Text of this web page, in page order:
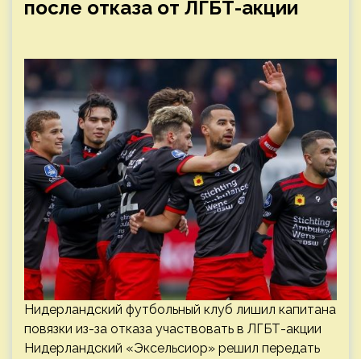
после отказа от ЛГБТ-акции
Нидерландский футбольный клуб лишил капитана
повязки из-за отказа участвовать в ЛГБТ-акции
Нидерландский «Эксельсиор» решил передать